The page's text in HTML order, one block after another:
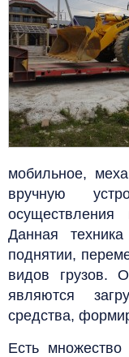
мобильное,
вручную
осуществления
Данная техника
поднятии,
видов грузов.
являются
средства,
Есть множество